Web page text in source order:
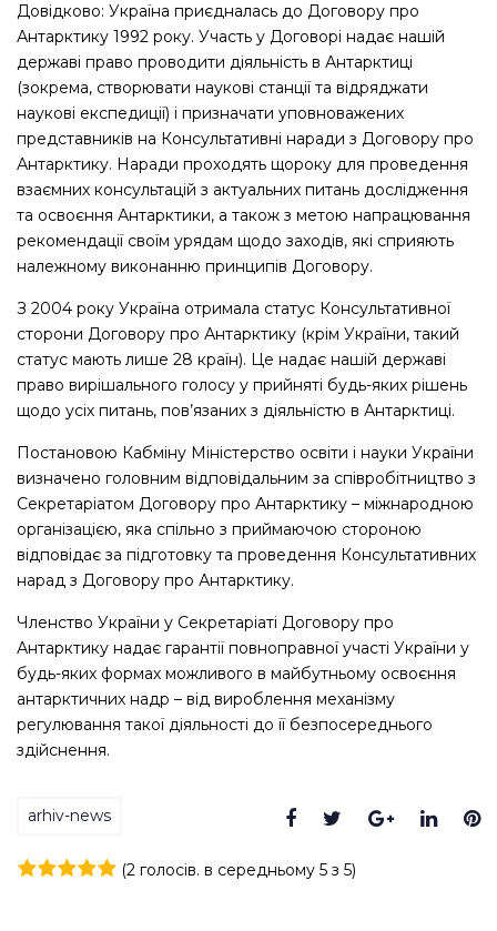
Довідково: Україна приєдналась до Договору про
Антарктику 1992 року. Участь у Договорі надає нашій
державі право проводити діяльність в Антарктиці
(зокрема, створювати наукові станції та відряджати
наукові експедиції) і призначати уповноважених
представників на Консультативні наради з Договору про
Антарктику. Наради проходять щороку для проведення
взаємних консультацій з актуальних питань дослідження
та освоєння Антарктики, а також з метою напрацювання
рекомендації своїм урядам щодо заходів, які сприяють
належному виконанню принципів Договору.
З 2004 року Україна отримала статус Консультативної
сторони Договору про Антарктику (крім України, такий
статус мають лише 28 країн). Це надає нашій державі
право вирішального голосу у прийняті будь-яких рішень
щодо усіх питань, пов’язаних з діяльністю в Антарктиці.
Постановою Кабміну Міністерство освіти і науки України
визначено головним відповідальним за співробітництво з
Секретаріатом Договору про Антарктику – міжнародною
організацією, яка спільно з приймаючою стороною
відповідає за підготовку та проведення Консультативних
нарад з Договору про Антарктику.
Членство України у Секретаріаті Договору про
Антарктику надає гарантії повноправної участі України у
будь-яких формах можливого в майбутньому освоєння
антарктичних надр – від вироблення механізму
регулювання такої діяльності до її безпосереднього
здійснення.
arhiv-news Facebook
TwitterGoogle+
(2 голосів. в середньому 5 з 5)